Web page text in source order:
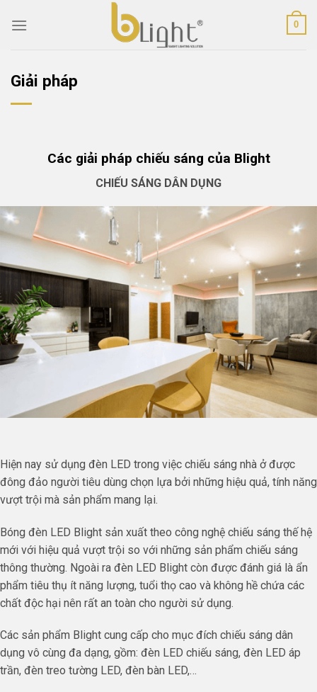
0
Giải pháp
Các giải pháp chiếu sáng của Blight
CHIẾU SÁNG DÂN DỤNG
Hiện nay sử dụng đèn LED trong việc chiếu sáng nhà ở được
đông đảo người tiêu dùng chọn lựa bởi những hiệu quả, tính năng
vượt trội mà sản phẩm mang lại.
Bóng đèn LED Blight sản xuất theo công nghệ chiếu sáng thế hệ
mới với hiệu quả vượt trội so với những sản phẩm chiếu sáng
thông thường. Ngoài ra đèn LED Blight còn được đánh giá là ẩn
phẩm tiêu thụ ít năng lượng, tuổi thọ cao và không hề chứa các
chất độc hại nên rất an toàn cho người sử dụng.
Các sản phẩm Blight cung cấp cho mục đích chiếu sáng dân
dụng vô cùng đa dạng, gồm: đèn LED chiếu sáng, đèn LED áp
trần, đèn treo tường LED, đèn bàn LED,…